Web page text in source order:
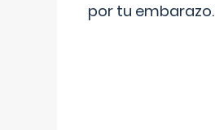
por tu embarazo.